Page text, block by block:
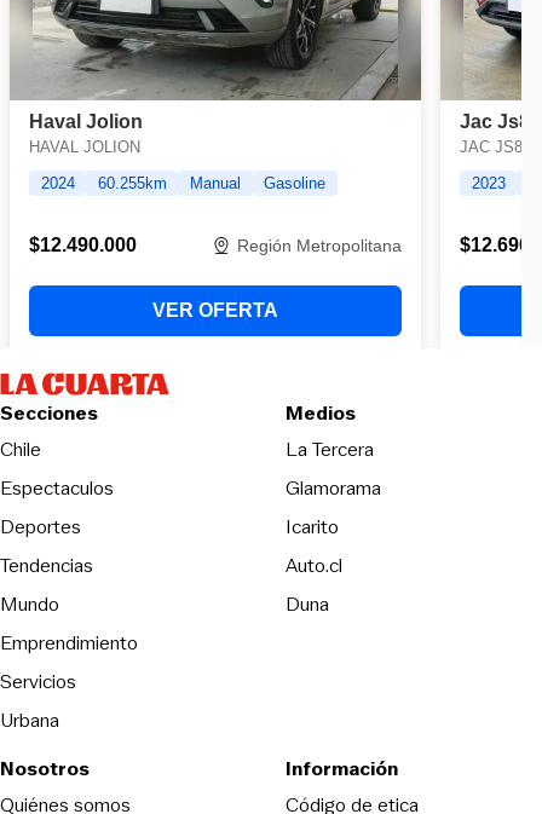
Secciones
Chile
Espectaculos
Deportes
Tendencias
Mundo
Emprendimiento
Servicios
Urbana
Medios
La TerceraOpens in new
Glamorama
Icarito
Auto.cl
DunaOpens in new window
Nosotros
Quiénes somos
Información
Código de eticaOpens in new